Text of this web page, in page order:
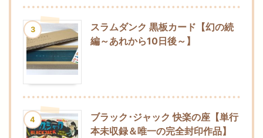
3
スラムダンク 黒板カード【幻の続
編～あれから10日後～】
4
ブラック･ジャック 快楽の座【単行
本未収録＆唯一の完全封印作品】